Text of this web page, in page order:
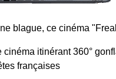
blague, ce cinéma
cinéma itinérant 360°
françaises